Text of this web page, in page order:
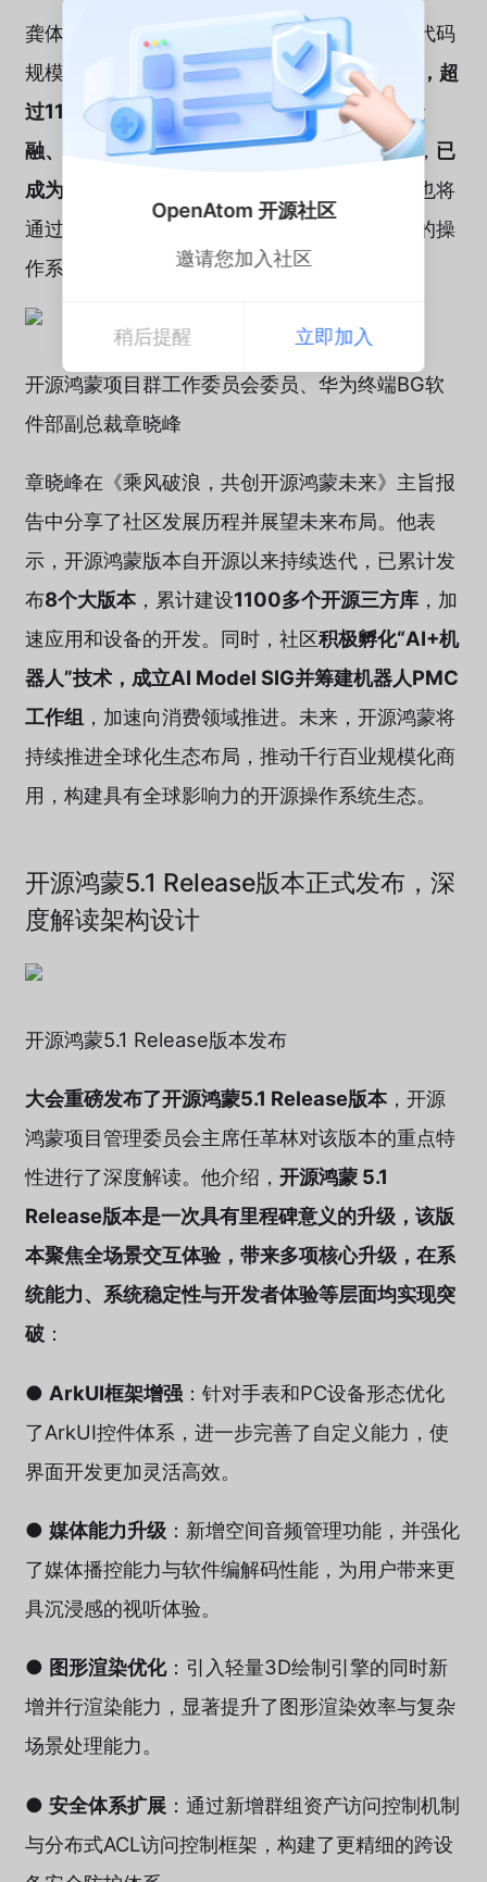
OpenAtom 开源社区
邀请您加入社区
稍后提醒 立即加入
龚体在致辞中表示，开源四年多来，开源鸿蒙代码
规模已达
1.3亿多行，代码贡献者达8600多位，超
过1100款 软硬件产品通过兼容性测评，覆盖金
融、交通、教育、医疗、航天等多个行业领域， 已
成为发展速度最快的开源操作系统之一
。华为也将
通过持续贡献，与各界伙伴共同打造世界领先的操
作系统，共赴万物互联的大业。
开源鸿蒙项目群工作委员会委员、华为终端BG软
件部副总裁章晓峰
章晓峰在《乘风破浪，共创开源鸿蒙未来》主旨报
告中分享了社区发展历程并展望未来布局。他表
示，开源鸿蒙版本自开源以来持续迭代，已累计发
布8个大版本，累计建设1100多个开源三方库，加
速应用和设备的开发。同时，社区积极孵化“AI+机
器人”技术，成立AI Model SIG并筹建机器人PMC
工作组 ，加速向消费领域推进。未来，开源鸿蒙将
持续推进全球化生态布局，推动千行百业规模化商
用，构建具有全球影响力的开源操作系统生态。
开源鸿蒙5.1 Release版本正式发布，深
度解读架构设计
开源鸿蒙5.1 Release版本发布
大会重磅发布了开源鸿蒙5.1 Release版本，开源
鸿蒙项目管理委员会主席任革林对该版本的重点特
性进行了深度解读。他介绍， 开源鸿蒙 5.1
Release版本是一次具有里程碑意义的升级，该版
本聚焦全场景交互体验，带来多项核心升级，在系
统能力、系统稳定性与开发者体验等层面均实现突
破：
● ArkUI框架增强：针对手表和PC设备形态优化
了ArkUI控件体系，进一步完善了自定义能力，使
界面开发更加灵活高效。
● 媒体能力升级：新增空间音频管理功能，并强化
了媒体播控能力与软件编解码性能，为用户带来更
具沉浸感的视听体验。
● 图形渲染优化：引入轻量3D绘制引擎的同时新
增并行渲染能力，显著提升了图形渲染效率与复杂
场景处理能力。
● 安全体系扩展：通过新增群组资产访问控制机制
与分布式ACL访问控制框架，构建了更精细的跨设